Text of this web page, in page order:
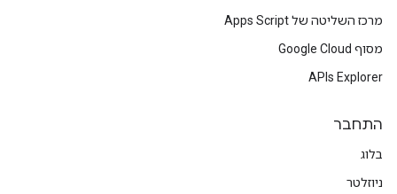
מרכז השליטה של Apps Script
מסוף Google Cloud
APIs Explorer
התחבר
בלוג
ניוזלטר